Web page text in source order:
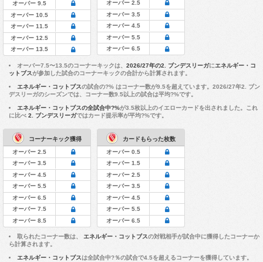
オーバー 9.5
オーバー 10.5
オーバー 11.5
オーバー 12.5
オーバー 13.5
オーバー 2.5
オーバー 3.5
オーバー 4.5
オーバー 5.5
オーバー 6.5
オーバー7.5〜13.5のコーナーキックは、 2026/27年の2. ブンデスリーガにエネルギー・コ
ットブスが参加した試合のコーナーキックの合計から計算されます。
エネルギー・コットブスの試合の?% はコーナー数が9.5を超えています。2026/27年2. ブン
デスリーガのシーズンでは、コーナー数9.5以上の試合は平均?%です。
エネルギー・コットブスの全試合中?%が3.5枚以上のイエローカードを出されました。これ
に比べ 2. ブンデスリーガではカード提示率が平均?%です。
コーナーキック獲得
オーバー 2.5
オーバー 3.5
オーバー 4.5
オーバー 5.5
オーバー 6.5
オーバー 7.5
オーバー 8.5
カードもらった枚数
オーバー 0.5
オーバー 1.5
オーバー 2.5
オーバー 3.5
オーバー 4.5
オーバー 5.5
オーバー 6.5
取られたコーナー数は、 エネルギー・コットブスの対戦相手が試合中に獲得したコーナーか
ら計算されます。
エネルギー・コットブスは全試合中?％の試合で4.5を超えるコーナーを獲得しています。